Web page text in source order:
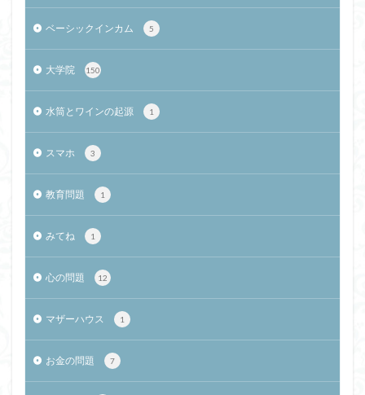
ベーシックインカム 5
大学院 150
水筒とワインの起源 1
スマホ 3
教育問題 1
みてね 1
心の問題 12
マザーハウス 1
お金の問題 7